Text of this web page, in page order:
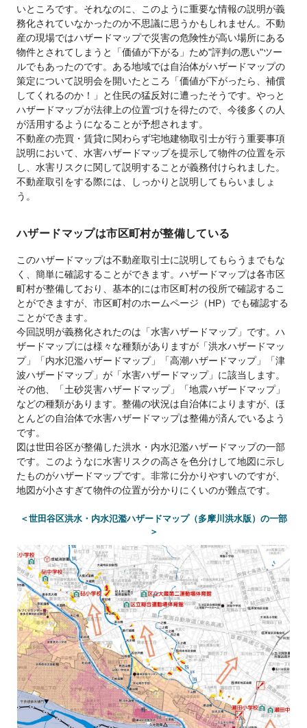
いところです。それなのに、このように重要な情報の説明が義
務化されていなかったのか不思議に思うかもしれません。不動
産の現場ではハザードマップで災害の危険性が高い場所にある
物件とされてしまうと「価値が下がる」ため"評判の悪い"ツー
ルでもあったのです。ある地域では自治体がハザードマップの
策定について説明会を開いたところ「価値が下がったら、補償
してくれるのか！」と住民の猛反対に遭ったそうです。やっと
ハザードマップが法律上の位置づけを得たので、今後多くの人
が活用するようになることが予想されます。
不動産の売買・賃貸に関わらず宅地建物取引士が行う重要事項
説明において、水害ハザードマップを提示して物件の位置を示
し、水害リスクに関して説明することが義務付けられました。
不動産取引をする際には、しっかりと説明してもらいましょ
う。
ハザードマップは市区町村が整備している
このハザードマップは不動産取引士に説明してもらうまでもな
く、簡単に確認することができます。ハザードマップは各市区
町村が整備しており、基本的には市区町村の役所で確認するこ
とができますが、市区町村のホームページ（HP）でも確認する
ことができます。
今回説明が義務化されたのは「水害ハザードマップ」です。ハ
ザードマップには様々な種類がありますが「洪水ハザードマッ
プ」「内水氾濫ハザードマップ」「高潮ハザードマップ」「津
波ハザードマップ」が「水害ハザードマップ」に該当します。
その他、「土砂災害ハザードマップ」「地震ハザードマップ」
などの種類があります。整備の状況は自治体によりますが、ほ
とんどの自治体で水害ハザードマップは整備が済んでいるよう
です。
図は世田谷区が整備した洪水・内水氾濫ハザードマップの一部
です。このようなに水害リスクの高さを色分けして地図に示し
たものがハザードマップです。非常に分かりやすいのですが、
地図が小さすぎて物件の位置が分かりにくいのが難点です。
＜世田谷区洪水・内水氾濫ハザードマップ（多摩川洪水版）の一部
＞